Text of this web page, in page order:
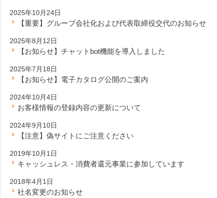
2025年10月24日
【重要】グループ会社化および代表取締役交代のお知らせ
2025年8月12日
【お知らせ】チャットbot機能を導入しました
2025年7月18日
【お知らせ】電子カタログ公開のご案内
2024年10月4日
お客様情報の登録内容の更新について
2024年9月10日
【注意】偽サイトにご注意ください
2019年10月1日
キャッシュレス・消費者還元事業に参加しています
2018年4月1日
社名変更のお知らせ